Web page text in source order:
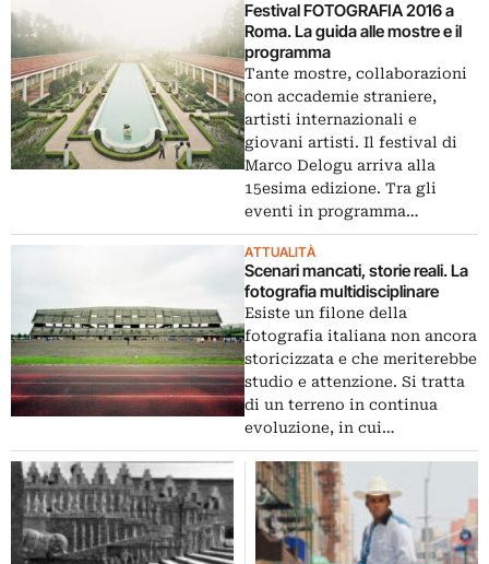
Festival FOTOGRAFIA 2016 a
Roma. La guida alle mostre e il
programma
Tante mostre, collaborazioni
con accademie straniere,
artisti internazionali e
giovani artisti. Il festival di
Marco Delogu arriva alla
15esima edizione. Tra gli
eventi in programma…
ATTUALITÀ
Scenari mancati, storie reali. La
fotografia multidisciplinare
Esiste un filone della
fotografia italiana non ancora
storicizzata e che meriterebbe
studio e attenzione. Si tratta
di un terreno in continua
evoluzione, in cui…